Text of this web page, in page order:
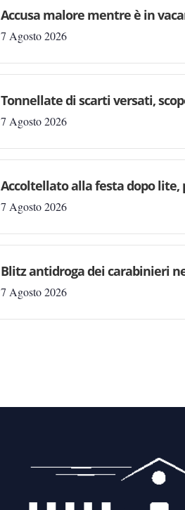
Accusa malore mentre è in
7 Agosto 2026
Tonnellate di scarti versati,
7 Agosto 2026
Accoltellato alla festa dopo lite,
7 Agosto 2026
Blitz antidroga dei carabinieri
7 Agosto 2026